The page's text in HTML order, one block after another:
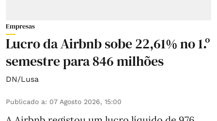
Empresas
Lucro da Airbnb sobe 22,61% no 1.º
semestre para 846 milhões
DN/Lusa
Publicado a: 07 Agosto 2026, 15:00